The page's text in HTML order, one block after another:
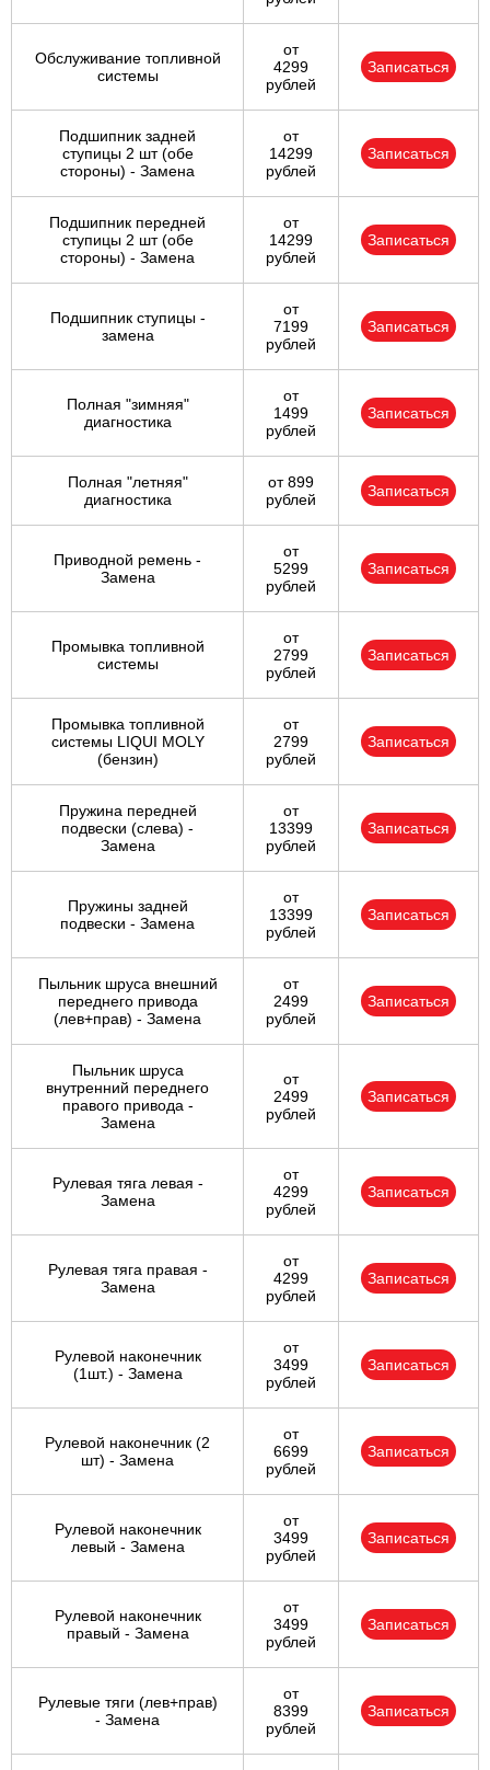
Обслуживание топливной
системы
от
4299
рублей
Записаться
Подшипник задней
ступицы 2 шт (обе
стороны) - Замена
от
14299
рублей
Записаться
Подшипник передней
ступицы 2 шт (обе
стороны) - Замена
от
14299
рублей
Записаться
Подшипник ступицы -
замена
от
7199
рублей
Записаться
Полная "зимняя"
диагностика
от
1499
рублей
Записаться
Полная "летняя"
диагностика
от 899
рублей
Записаться
Приводной ремень -
Замена
от
5299
рублей
Записаться
Промывка топливной
системы
от
2799
рублей
Записаться
Промывка топливной
системы LIQUI MOLY
(бензин)
от
2799
рублей
Записаться
Пружина передней
подвески (слева) -
Замена
от
13399
рублей
Записаться
Пружины задней
подвески - Замена
от
13399
рублей
Записаться
Пыльник шруса внешний
переднего привода
(лев+прав) - Замена
от
2499
рублей
Записаться
Пыльник шруса
внутренний переднего
правого привода -
Замена
от
2499
рублей
Записаться
Рулевая тяга левая -
Замена
от
4299
рублей
Записаться
Рулевая тяга правая -
Замена
от
4299
рублей
Записаться
Рулевой наконечник
(1шт.) - Замена
от
3499
рублей
Записаться
Рулевой наконечник (2
шт) - Замена
от
6699
рублей
Записаться
Рулевой наконечник
левый - Замена
от
3499
рублей
Записаться
Рулевой наконечник
правый - Замена
от
3499
рублей
Записаться
Рулевые тяги (лев+прав)
- Замена
от
8399
рублей
Записаться